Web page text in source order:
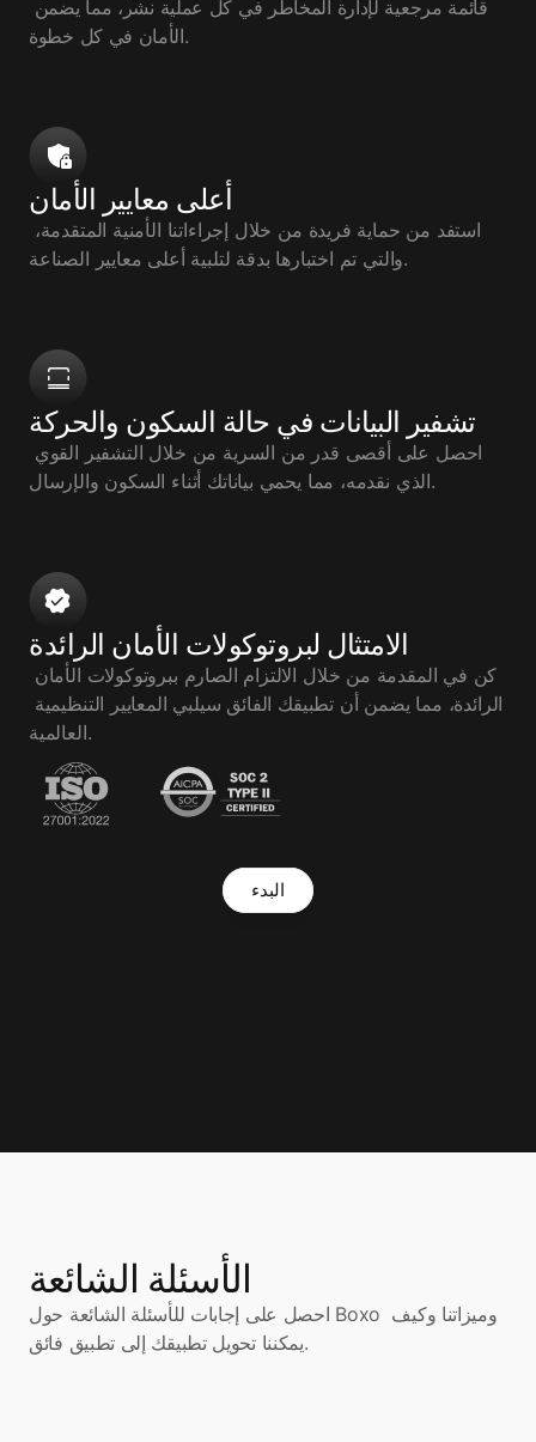
الأمان في كل خطوة.
أعلى معايير الأمان
والتي تم اختبارها بدقة لتلبية أعلى معايير الصناعة.
تشفير البيانات في حالة السكون والحركة
الذي نقدمه، مما يحمي بياناتك أثناء السكون والإرسال.
الامتثال لبروتوكولات الأمان الرائدة
العالمية.
البدء
الأسئلة الشائعة
احصل على إجابات للأسئلة الشائعة حول Boxo وميزاتنا وكيف
يمكننا تحويل تطبيقك إلى تطبيق فائق.